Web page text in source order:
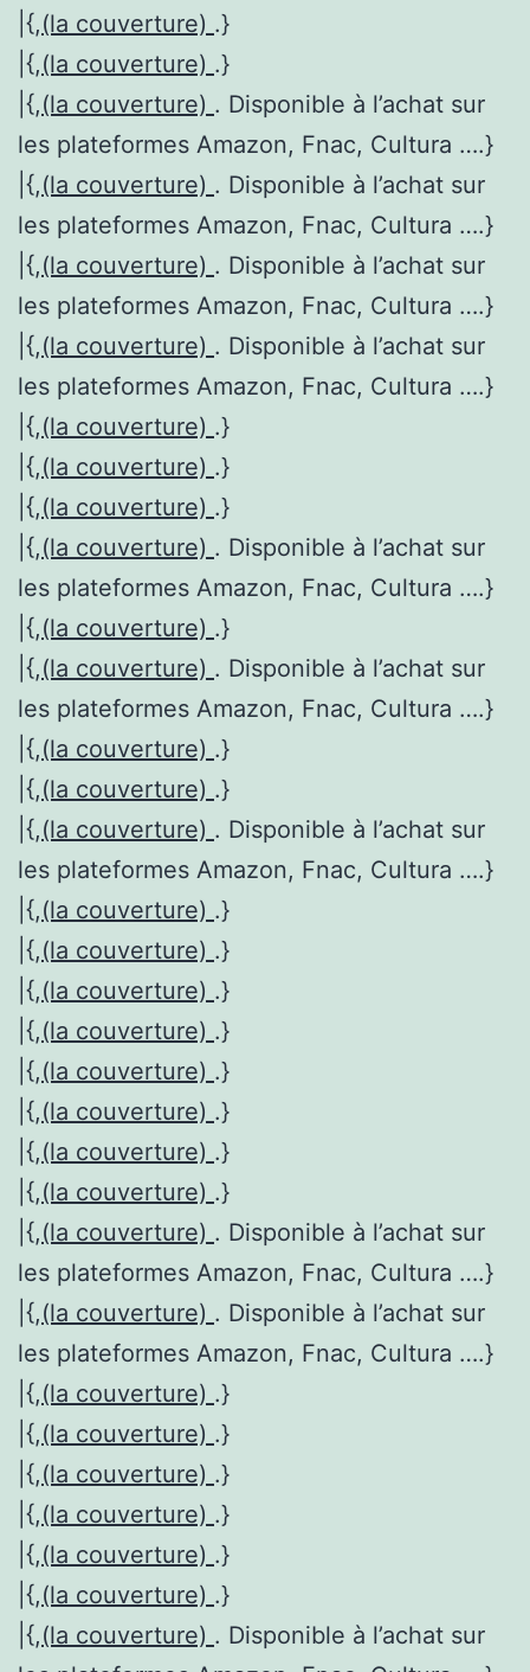
|{,(la couverture) .}
|{,(la couverture) .}
|{,(la couverture) . Disponible à l’achat sur
les plateformes Amazon, Fnac, Cultura ….}
|{,(la couverture) . Disponible à l’achat sur
les plateformes Amazon, Fnac, Cultura ….}
|{,(la couverture) . Disponible à l’achat sur
les plateformes Amazon, Fnac, Cultura ….}
|{,(la couverture) . Disponible à l’achat sur
les plateformes Amazon, Fnac, Cultura ….}
|{,(la couverture) .}
|{,(la couverture) .}
|{,(la couverture) .}
|{,(la couverture) . Disponible à l’achat sur
les plateformes Amazon, Fnac, Cultura ….}
|{,(la couverture) .}
|{,(la couverture) . Disponible à l’achat sur
les plateformes Amazon, Fnac, Cultura ….}
|{,(la couverture) .}
|{,(la couverture) .}
|{,(la couverture) . Disponible à l’achat sur
les plateformes Amazon, Fnac, Cultura ….}
|{,(la couverture) .}
|{,(la couverture) .}
|{,(la couverture) .}
|{,(la couverture) .}
|{,(la couverture) .}
|{,(la couverture) .}
|{,(la couverture) .}
|{,(la couverture) .}
|{,(la couverture) . Disponible à l’achat sur
les plateformes Amazon, Fnac, Cultura ….}
|{,(la couverture) . Disponible à l’achat sur
les plateformes Amazon, Fnac, Cultura ….}
|{,(la couverture) .}
|{,(la couverture) .}
|{,(la couverture) .}
|{,(la couverture) .}
|{,(la couverture) .}
|{,(la couverture) .}
|{,(la couverture) . Disponible à l’achat sur